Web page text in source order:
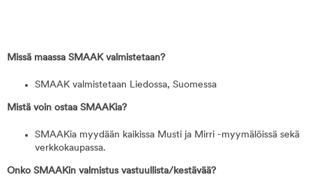
Missä maassa SMAAK valmistetaan?
SMAAK valmistetaan Liedossa, Suomessa
Mistä voin ostaa SMAAKia?
SMAAKia myydään kaikissa Musti ja Mirri -myymälöissä sekä
verkkokaupassa.
Onko SMAAKin valmistus vastuullista/kestävää?